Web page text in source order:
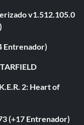
v1.512.105.0
Entrenador)
2: Heart of
(+17 Entrenador)